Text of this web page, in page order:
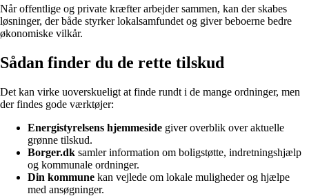
Når offentlige og private kræfter arbejder sammen, kan der skabes
løsninger, der både styrker lokalsamfundet og giver beboerne bedre
økonomiske vilkår.
Sådan finder du de rette tilskud
Det kan virke uoverskueligt at finde rundt i de mange ordninger, men
der findes gode værktøjer:
Energistyrelsens hjemmeside giver overblik over aktuelle
grønne tilskud.
Borger.dk samler information om boligstøtte, indretningshjælp
og kommunale ordninger.
Din kommune kan vejlede om lokale muligheder og hjælpe
med ansøgninger.